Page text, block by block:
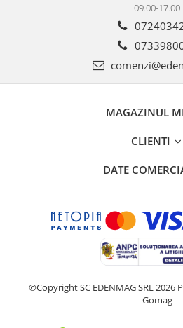
09.00-17.00
MAGAZINUL
CLIENTI
DATE
©Copyright SC EDENMAG SRL 2026
Gomag